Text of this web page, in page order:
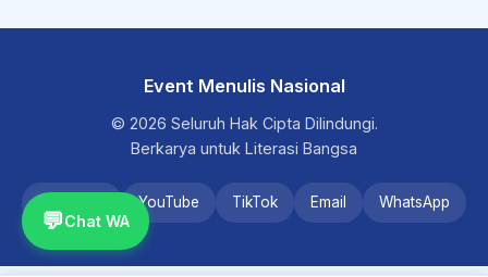
Event Menulis Nasional
© 2026 Seluruh Hak Cipta Dilindungi.
Berkarya untuk Literasi Bangsa
YouTube TikTok Email WhatsApp
💬Chat WA